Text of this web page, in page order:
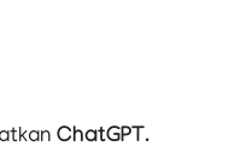
ChatGPT.